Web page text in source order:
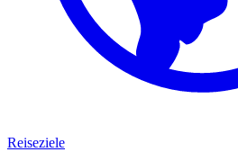
Reiseziele